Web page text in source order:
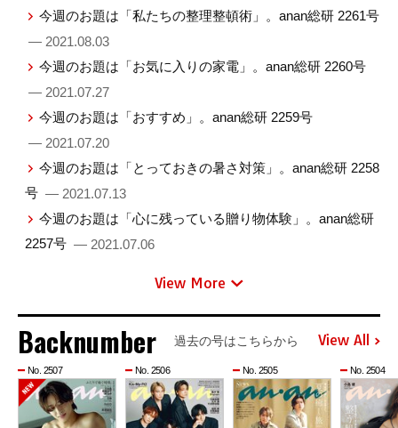
今週のお題は「私たちの整理整頓術」。anan総研 2261号
— 2021.08.03
今週のお題は「お気に入りの家電」。anan総研 2260号
— 2021.07.27
今週のお題は「おすすめ」。anan総研 2259号
— 2021.07.20
今週のお題は「とっておきの暑さ対策」。anan総研 2258
号 — 2021.07.13
今週のお題は「心に残っている贈り物体験」。anan総研
2257号 — 2021.07.06
View More
Backnumber 過去の号はこちらから View All
No. 2507 No. 2506 No. 2505 No. 2504